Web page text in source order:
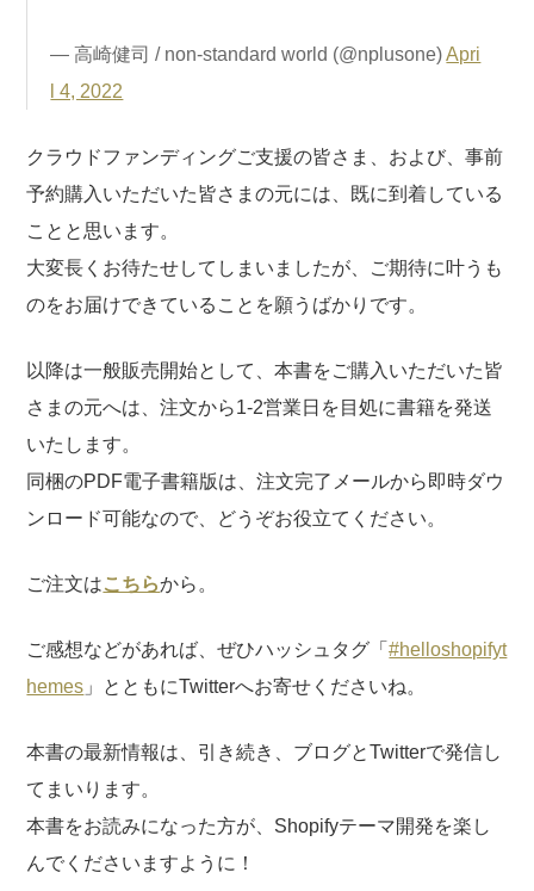
— 高崎健司 / non-standard world (@nplusone)Apri
l 4, 2022
クラウドファンディングご支援の皆さま、および、事前
予約購入いただいた皆さまの元には、既に到着している
ことと思います。
大変長くお待たせしてしまいましたが、ご期待に叶うも
のをお届けできていることを願うばかりです。
以降は一般販売開始として、本書をご購入いただいた皆
さまの元へは、注文から1-2営業日を目処に書籍を発送
いたします。
同梱のPDF電子書籍版は、注文完了メールから即時ダウ
ンロード可能なので、どうぞお役立てください。
ご注文はこちらから。
ご感想などがあれば、ぜひハッシュタグ「#helloshopifyt
hemes 」とともにTwitterへお寄せくださいね。
本書の最新情報は、引き続き、ブログとTwitterで発信し
てまいります。
本書をお読みになった方が、Shopifyテーマ開発を楽し
んでくださいますように！